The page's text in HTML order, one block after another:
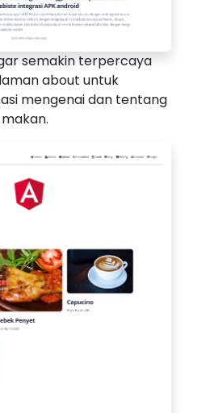
semakin terpercaya
about untuk
mengenai dan tentang